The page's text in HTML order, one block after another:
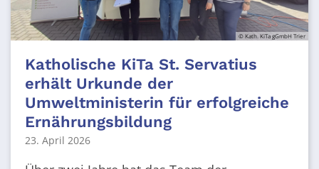
© Kath. KiTa gGmbH Trier
Katholische KiTa St. Servatius
erhält Urkunde der
Umweltministerin für erfolgreiche
Ernährungsbildung
23. April 2026